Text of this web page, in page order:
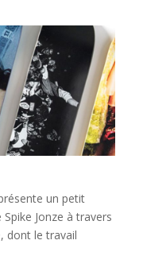
un petit
Jonze à travers
dont le travail